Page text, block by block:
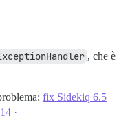
, che è
fix Sidekiq 6.5
·